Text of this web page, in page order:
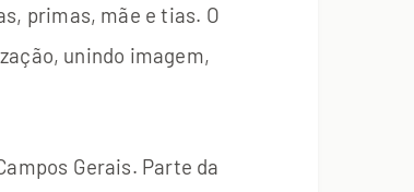
primas, mãe e tias. O
unindo imagem,
Gerais. Parte da